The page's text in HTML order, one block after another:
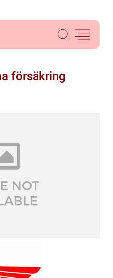
försäkring